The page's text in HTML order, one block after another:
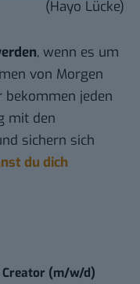
(Hayo Lücke)
, wenn es um
von Morgen
bekommen jeden
mit den
sichern sich
du dich
Creator (m/w/d)